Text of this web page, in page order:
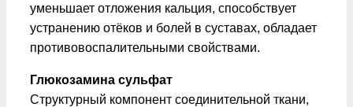
уменьшает отложения кальция, способствует
устранению отёков и болей в суставах, обладает
противовоспалительными свойствами.
Глюкозамина cульфат
Структурный компонент соединительной ткани,